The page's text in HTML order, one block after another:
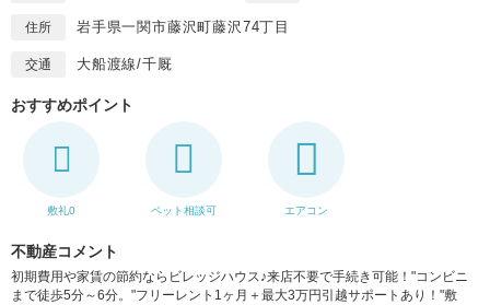
住所 岩手県一関市藤沢町藤沢74丁目
交通 大船渡線/千厩
おすすめポイント
敷礼0 ペット相談可 エアコン
不動産コメント
初期費用や家賃の節約ならビレッジハウス♪来店不要で手続き可能！"コンビニ
まで徒歩5分～6分。"フリーレント1ヶ月＋最大3万円引越サポートあり！"敷